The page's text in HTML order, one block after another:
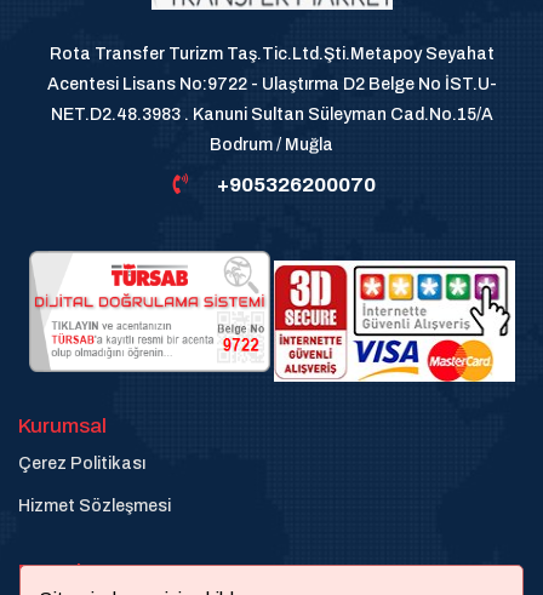
Rota Transfer Turizm Taş.Tic.Ltd.Şti.Metapoy Seyahat
Acentesi Lisans No:9722 - Ulaştırma D2 Belge No İST.U-
NET.D2.48.3983 . Kanuni Sultan Süleyman Cad.No.15/A
Bodrum / Muğla
+905326200070
Kurumsal
Çerez Politikası
Hizmet Sözleşmesi
Destek